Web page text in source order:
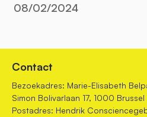
08/02/2024
Contact
Bezoekadres: Marie-Elisabeth
Simon Bolivarlaan 17, 1000 Brussel
Postadres: Hendrik